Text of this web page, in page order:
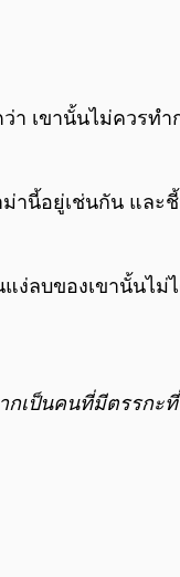
เขานั้นไม่ควรท
ม่านี้อยู่เช่นกัน แล
ง่ลบของเขานั้นไ
กเป็นคนที่มีตรรก